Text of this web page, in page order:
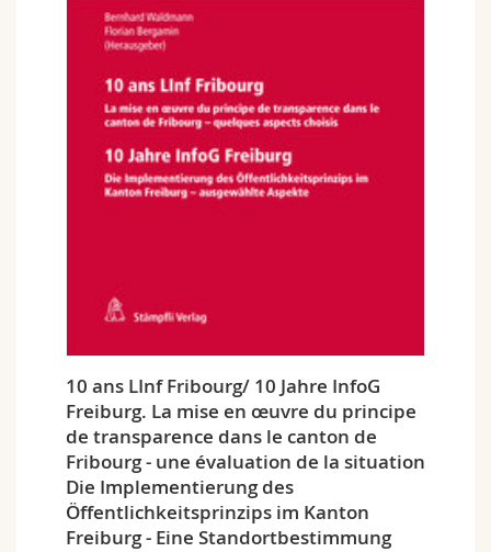
10 ans LInf Fribourg/ 10 Jahre InfoG
Freiburg. La mise en œuvre du principe
de transparence dans le canton de
Fribourg - une évaluation de la situation
Die Implementierung des
Öffentlichkeitsprinzips im Kanton
Freiburg - Eine Standortbestimmung